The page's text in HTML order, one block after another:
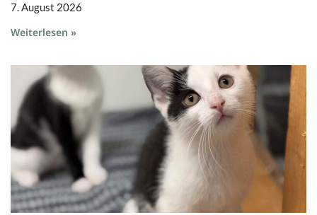
7. August 2026
Weiterlesen »